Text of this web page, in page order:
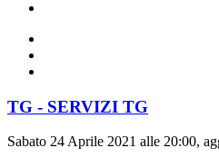
TG - SERVIZI TG
Sabato 24 Aprile 2021 alle 20:00,